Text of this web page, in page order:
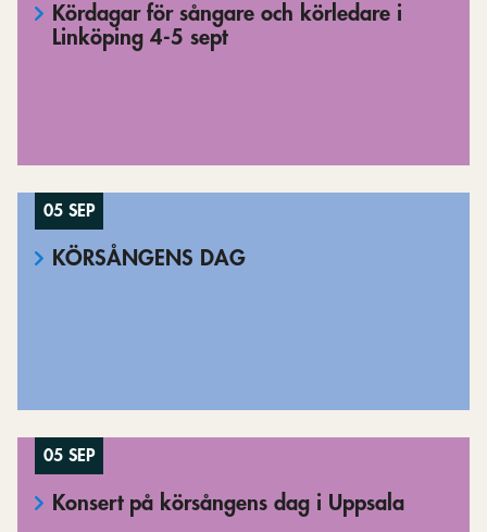
Kördagar för sångare och körledare i
Linköping 4-5 sept
05 SEP
KÖRSÅNGENS DAG
05 SEP
Konsert på körsångens dag i Uppsala